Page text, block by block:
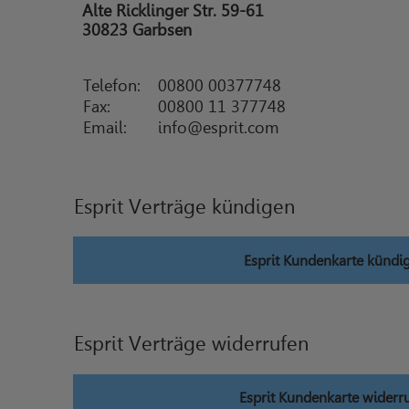
Alte Ricklinger Str. 59-61
30823 Garbsen
Telefon:
00800 00377748
Fax:
00800 11 377748
Email:
info@esprit.com
Esprit Verträge kündigen
Esprit Kundenkarte
Esprit Verträge widerrufen
Esprit Kundenkarte